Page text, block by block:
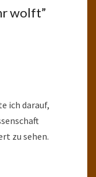
wolft”
ich darauf,
zu sehen.